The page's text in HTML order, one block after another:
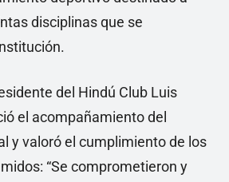
disciplinas que se
del Hindú Club Luis
el acompañamiento del
y valoró el cumplimiento de los
“Se comprometieron y